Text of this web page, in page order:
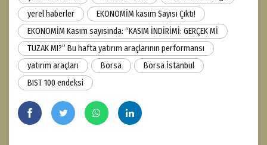
yerel haberler
EKONOMİM kasım Sayısı Çıktı!
EKONOMİM Kasım sayısında: “KASIM İNDİRİMİ: GERÇEK Mİ
TUZAK MI?” Bu hafta yatırım araçlarının performansı
yatırım araçları
Borsa
Borsa İstanbul
BIST 100 endeksi